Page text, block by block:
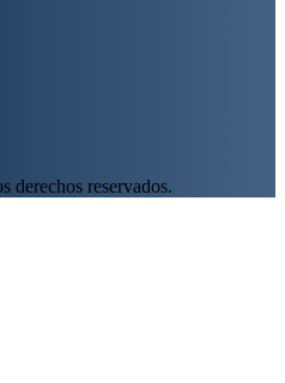
derechos reservados.